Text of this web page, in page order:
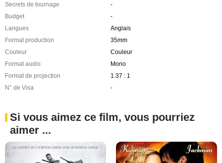
Secrets de tournage
-
Budget
-
Langues
Anglais
Format production
35mm
Couleur
Couleur
Format audio
Mono
Format de projection
1.37 : 1
N° de Visa
-
Si vous aimez ce film, vous pourriez
aimer ...